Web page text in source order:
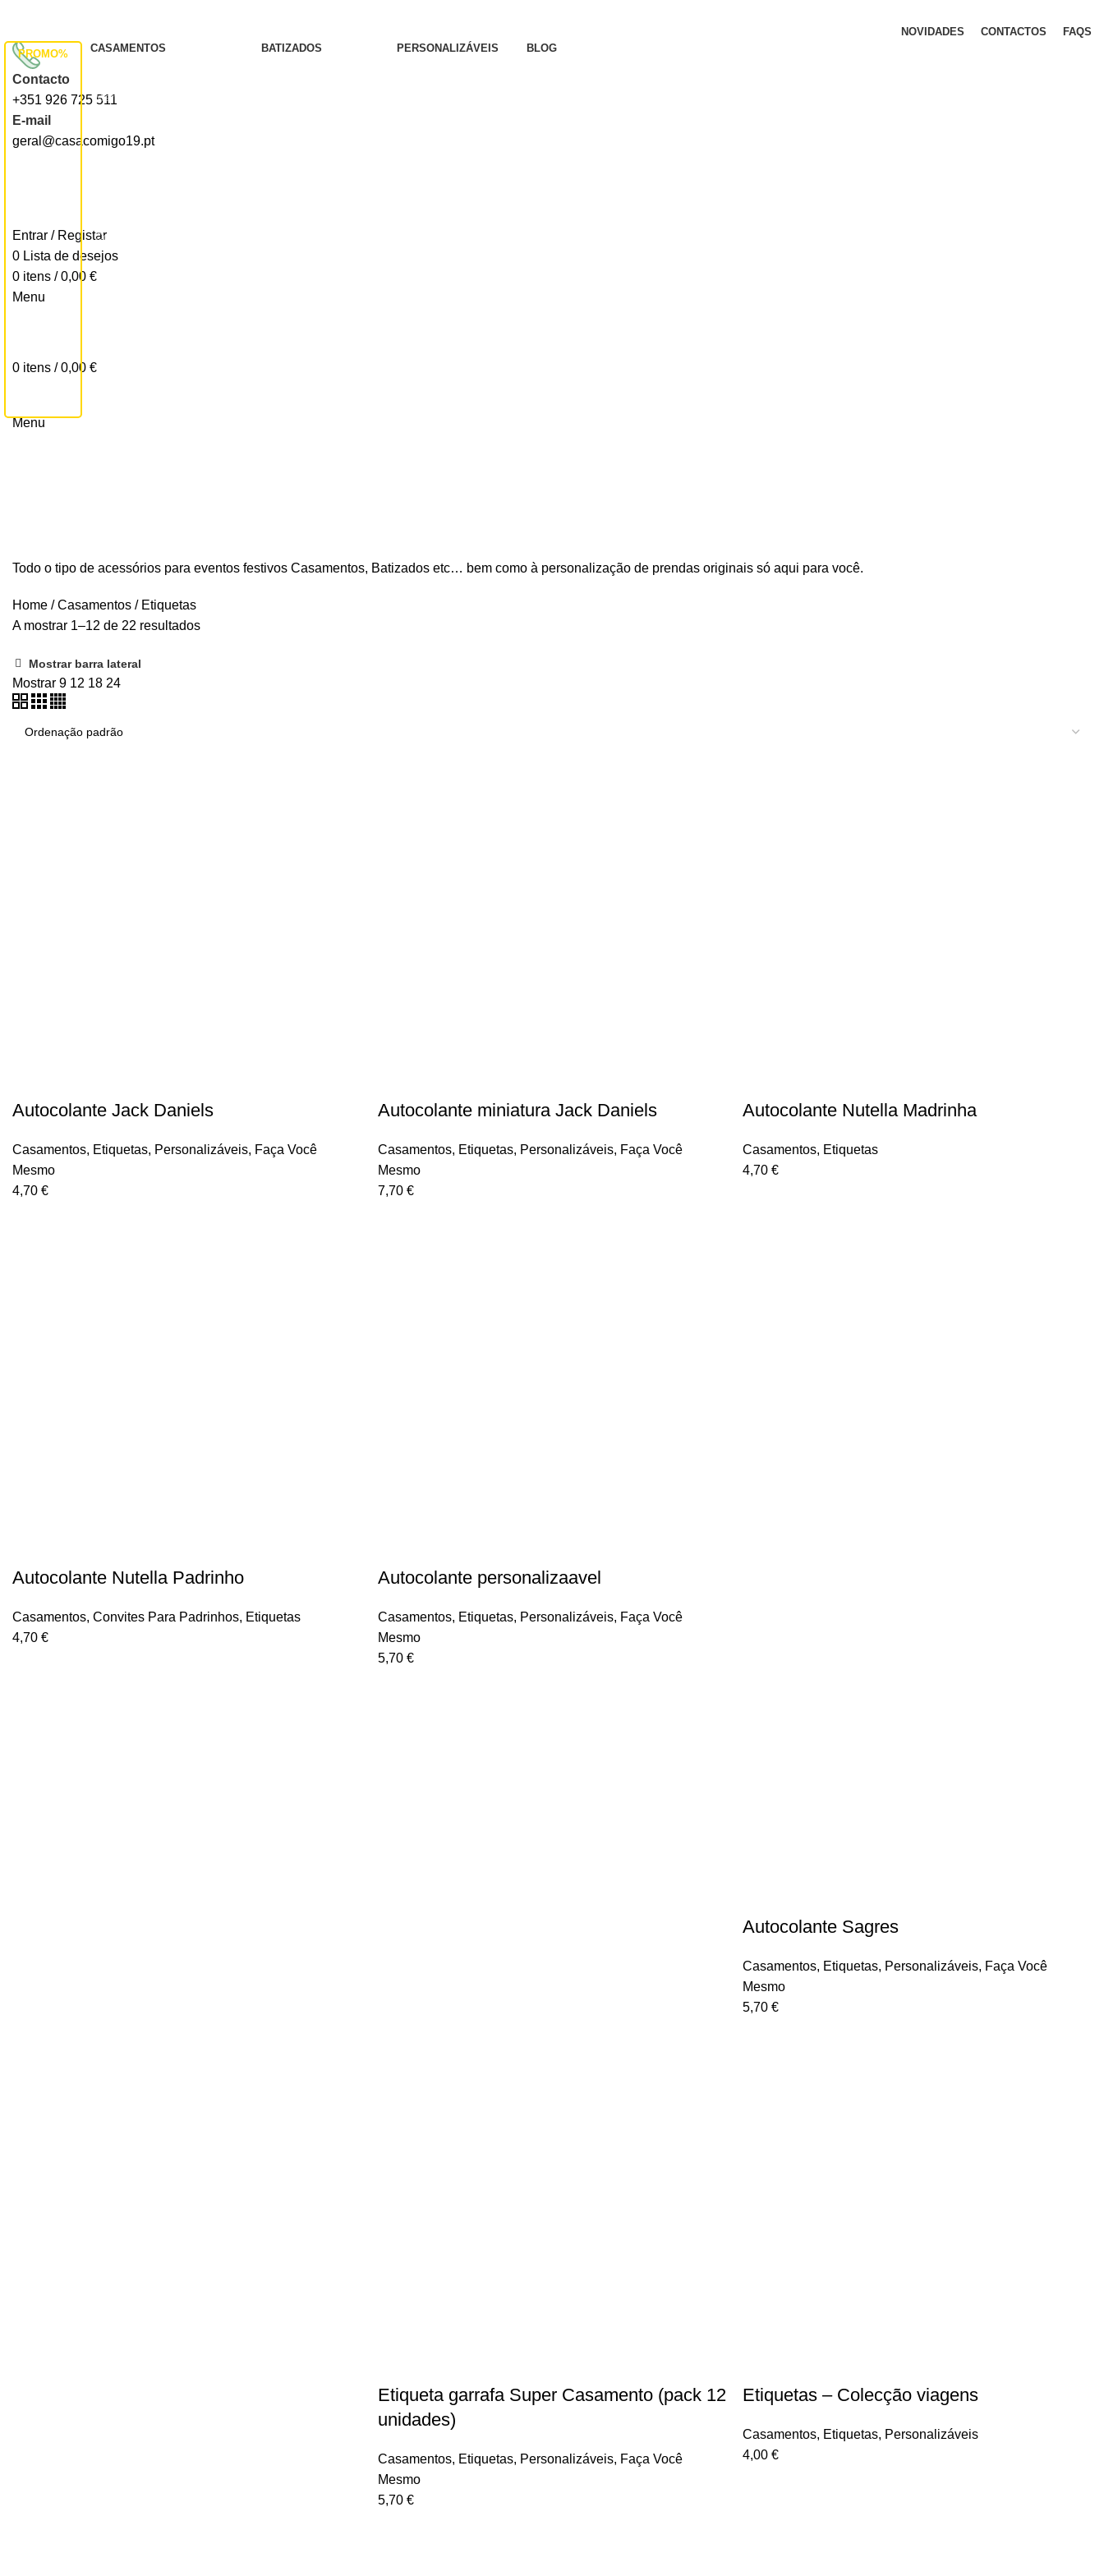
NOVIDADES CONTACTOS FAQS
Contacto
+351 926 725 511
E-mail
geral@casacomigo19.pt
Entrar / Registar
0 Lista de desejos
0 itens / 0,00 €
Menu
0 itens / 0,00 €
Menu
Todo o tipo de acessórios para eventos festivos Casamentos, Batizados etc… bem como à personalização de prendas originais só aqui para você.
Home /Casamentos / Etiquetas
A mostrar 1–12 de 22 resultados
Mostrar barra lateral
Mostrar 9 12 18 24
Autocolante Jack Daniels
Casamentos, Etiquetas, Personalizáveis, Faça Você
Mesmo
4,70 €
Autocolante miniatura Jack Daniels
Casamentos, Etiquetas, Personalizáveis, Faça Você
Mesmo
7,70 €
Autocolante Nutella Madrinha
Casamentos, Etiquetas
4,70€
Autocolante Nutella Padrinho
Casamentos, Convites Para Padrinhos, Etiquetas
4,70 €
Autocolante personalizaavel
Casamentos, Etiquetas, Personalizáveis, Faça Você
Mesmo
5,70 €
Autocolante Sagres
Casamentos, Etiquetas, Personalizáveis, Faça Você
Mesmo
5,70€
Etiqueta garrafa Super Casamento (pack 12
unidades)
Casamentos, Etiquetas, Personalizáveis, Faça Você
Mesmo
5,70 €
Etiquetas – Colecção viagens
Casamentos, Etiquetas, Personalizáveis
4,00€
PROMO% CASAMENTOS
Marcadores de Mesa
Convites em Formato digital
Complementos
Lembranças
BATIZADOS PERSONALIZÁVEIS BLOG